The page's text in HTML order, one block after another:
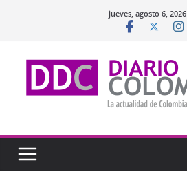
jueves, agosto 6, 2026